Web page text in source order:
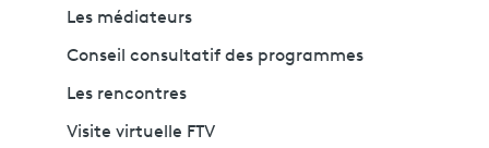
Les médiateurs
Conseil consultatif des programmes
Les rencontres
Visite virtuelle FTV